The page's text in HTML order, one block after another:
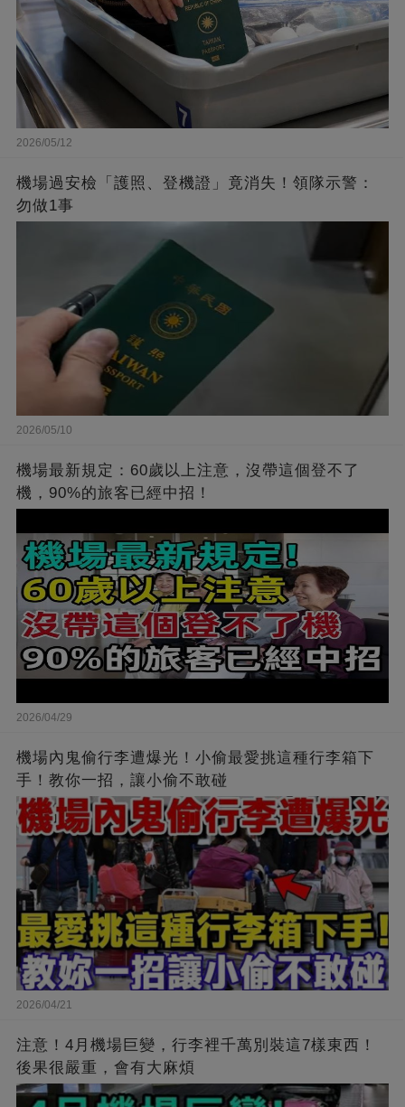
2026/05/12
機場過安檢「護照、登機證」竟消失！領隊示警：
勿做1事
2026/05/10
機場最新規定：60歲以上注意，沒帶這個登不了
機，90%的旅客已經中招！
2026/04/29
機場內鬼偷行李遭爆光！小偷最愛挑這種行李箱下
手！教你一招，讓小偷不敢碰
2026/04/21
注意！4月機場巨變，行李裡千萬別裝這7樣東西！
後果很嚴重，會有大麻煩